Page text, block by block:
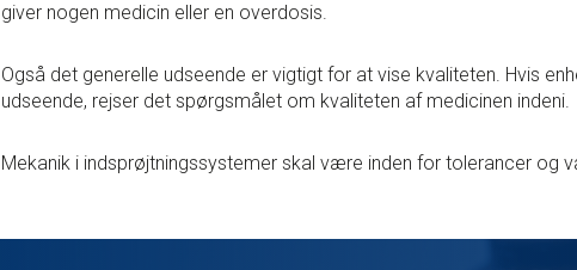
giver nogen medicin eller en overdosis.
Også det generelle udseende er vigtigt for at vise kvaliteten. Hvis
udseende, rejser det spørgsmålet om kvaliteten af medicinen indeni.
Mekanik i indsprøjtningssystemer skal være inden for tolerancer og